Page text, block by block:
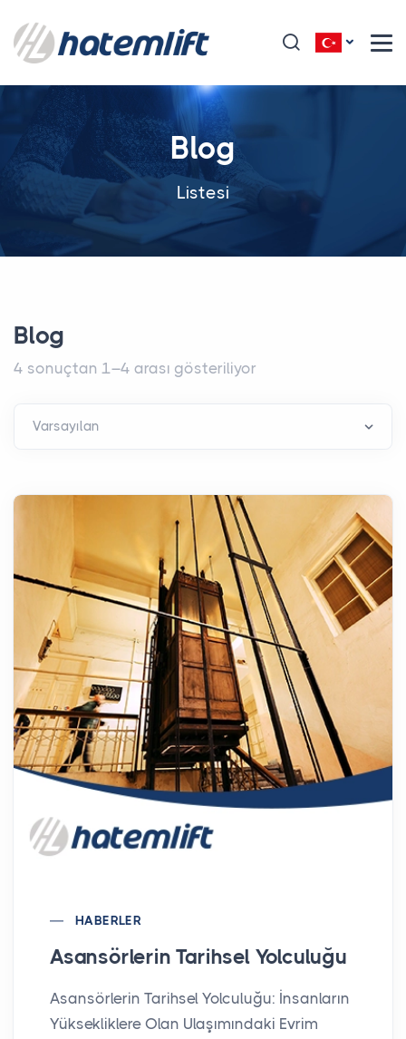
Blog
Listesi
Blog
4 sonuçtan 1–4 arası gösteriliyor
HABERLER
Asansörlerin Tarihsel Yolculuğu
Asansörlerin Tarihsel Yolculuğu: İnsanların
Yüksekliklere Olan Ulaşımındaki Evrim